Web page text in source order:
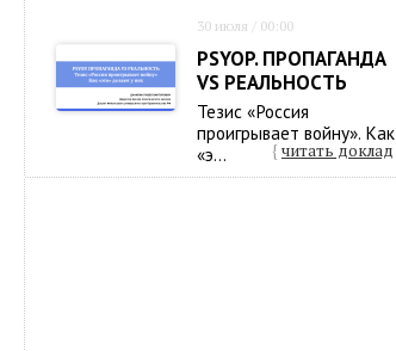
30 июля / 00:00
PSYOP. ПРОПАГАНДА
VS РЕАЛЬНОСТЬ
Тезис «Россия
проигрывает войну». Как
«э...
{ читать доклад